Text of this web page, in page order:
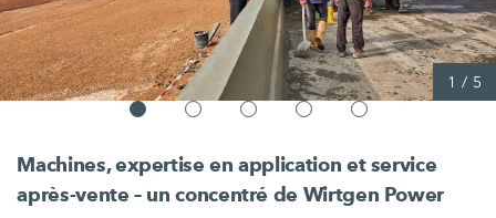
1 / 5
Machines, expertise en application et service
après-vente –un concentré de Wirtgen Power